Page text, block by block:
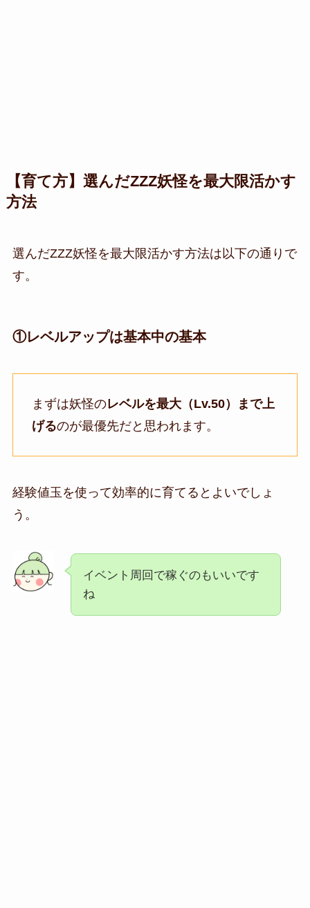
【育て方】選んだZZZ妖怪を最大限活かす
方法
選んだZZZ妖怪を最大限活かす方法は以下の通りで
す。
①レベルアップは基本中の基本
まずは妖怪のレベルを最大（Lv.50）まで上
げるのが最優先だと思われます。
経験値玉を使って効率的に育てるとよいでしょ
う。
イベント周回で稼ぐのもいいです
ね